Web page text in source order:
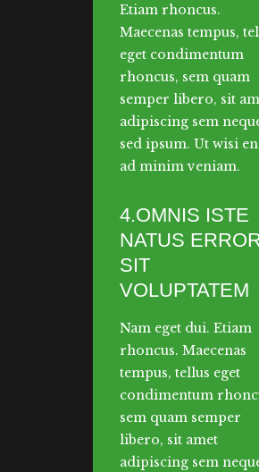
Etiam rhoncus.
Maecenas tempus,
eget condimentum
rhoncus, sem quam
semper libero, sit
adipiscing sem
sed ipsum. Ut wisi
ad minim veniam.
4.OMNIS ISTE
NATUS
SIT
VOLUPTATEM
Nam eget dui. Etiam
rhoncus. Maecenas
tempus, tellus eget
condimentum
sem quam semper
libero, sit amet
adipiscing sem